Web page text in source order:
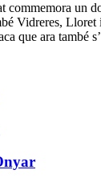
commemora un
Vidreres, Lloret
que ara també